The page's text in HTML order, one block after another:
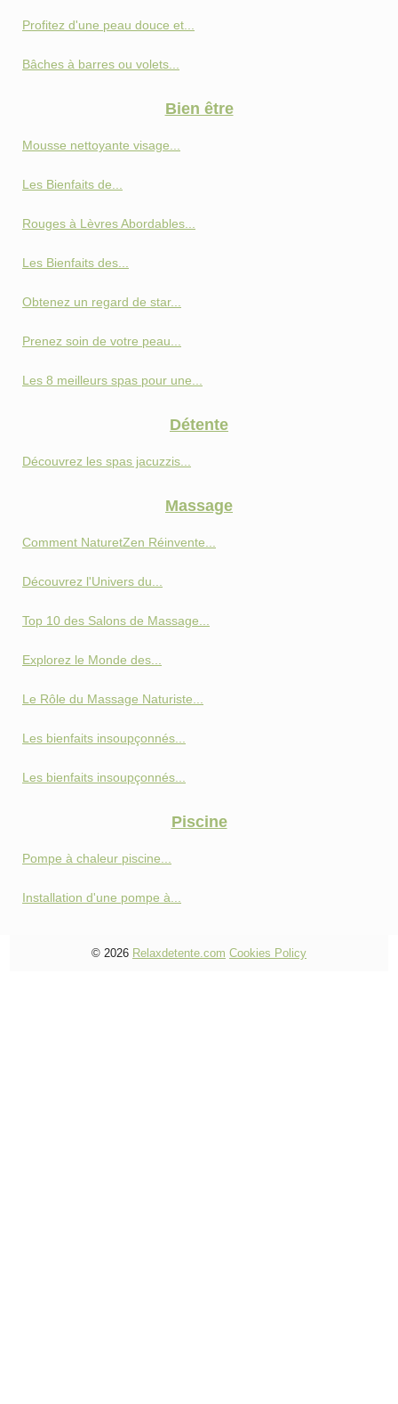
Profitez d'une peau douce et...
Bâches à barres ou volets...
Bien être
Mousse nettoyante visage...
Les Bienfaits de...
Rouges à Lèvres Abordables...
Les Bienfaits des...
Obtenez un regard de star...
Prenez soin de votre peau...
Les 8 meilleurs spas pour une...
Détente
Découvrez les spas jacuzzis...
Massage
Comment NaturetZen Réinvente...
Découvrez l'Univers du...
Top 10 des Salons de Massage...
Explorez le Monde des...
Le Rôle du Massage Naturiste...
Les bienfaits insoupçonnés...
Les bienfaits insoupçonnés...
Piscine
Pompe à chaleur piscine...
Installation d'une pompe à...
© 2026 Relaxdetente.com Cookies Policy